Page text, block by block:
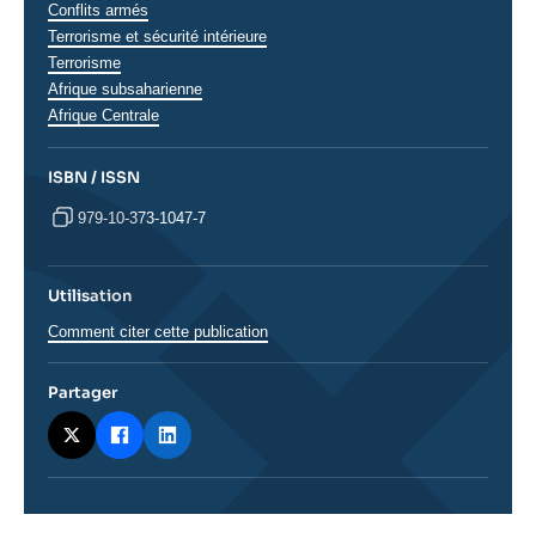
Conflits armés
Terrorisme et sécurité intérieure
Terrorisme
Régions
Afrique subsaharienne
Afrique Centrale
ISBN / ISSN
979-10-373-1047-7
Utilisation
Comment citer cette publication
Partager